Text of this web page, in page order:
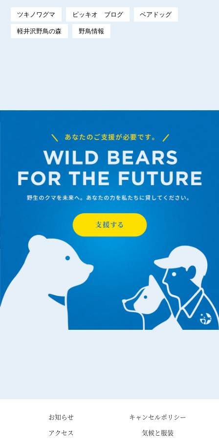
ツキノワグマ ピッキオ ブログ ベアドッグ
軽井沢野鳥の森 野鳥情報
お知らせ
キャンセルポリシー
アクセス
気候と服装